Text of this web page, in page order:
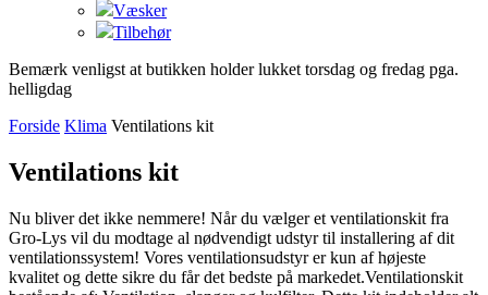
Væsker
Tilbehør
Bemærk venligst at butikken holder lukket torsdag og fredag pga.
helligdag
Forside Klima Ventilations kit
Ventilations kit
Nu bliver det ikke nemmere! Når du vælger et ventilationskit fra
Gro-Lys vil du modtage al nødvendigt udstyr til installering af dit
ventilationssystem! Vores ventilationsudstyr er kun af højeste
kvalitet og dette sikre du får det bedste på markedet.Ventilationskit